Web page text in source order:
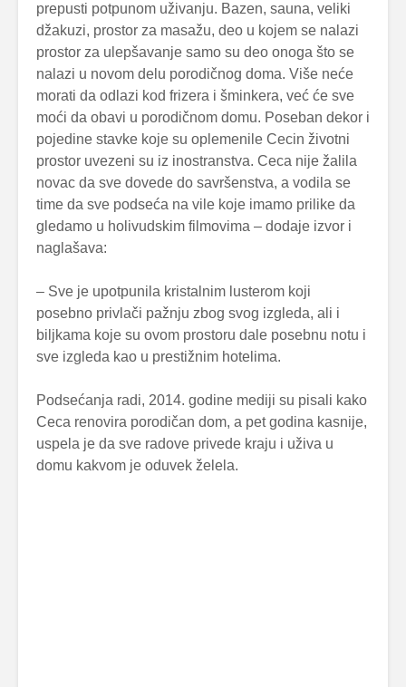
prepusti potpunom uživanju. Bazen, sauna, veliki
džakuzi, prostor za masažu, deo u kojem se nalazi
prostor za ulepšavanje samo su deo onoga što se
nalazi u novom delu porodičnog doma. Više neće
morati da odlazi kod frizera i šminkera, već će sve
moći da obavi u porodičnom domu. Poseban dekor i
pojedine stavke koje su oplemenile Cecin životni
prostor uvezeni su iz inostranstva. Ceca nije žalila
novac da sve dovede do savršenstva, a vodila se
time da sve podseća na vile koje imamo prilike da
gledamo u holivudskim filmovima – dodaje izvor i
naglašava:
– Sve je upotpunila kristalnim lusterom koji
posebno privlači pažnju zbog svog izgleda, ali i
biljkama koje su ovom prostoru dale posebnu notu i
sve izgleda kao u prestižnim hotelima.
Podsećanja radi, 2014. godine mediji su pisali kako
Ceca renovira porodičan dom, a pet godina kasnije,
uspela je da sve radove privede kraju i uživa u
domu kakvom je oduvek želela.